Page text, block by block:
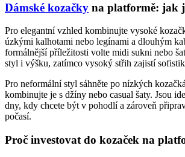
Dámské kozačky na platformě: jak
Pro elegantní vzhled kombinujte vysoké
úzkými kalhotami nebo legínami a dlouhým
formálnější příležitosti volte midi sukni nebo
styl i výšku, zatímco vysoký střih zajistí
Pro neformální styl sáhněte po nízkých
kombinujte je s džíny nebo casual šaty. Jsou
dny, kdy chcete být v pohodlí a zároveň
počasí.
Proč investovat do kozaček na